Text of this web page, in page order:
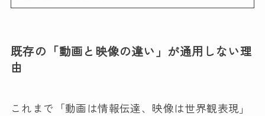
既存の「動画と映像の違い」が通用しない理
由
これまで「動画は情報伝達、映像は世界観表現」